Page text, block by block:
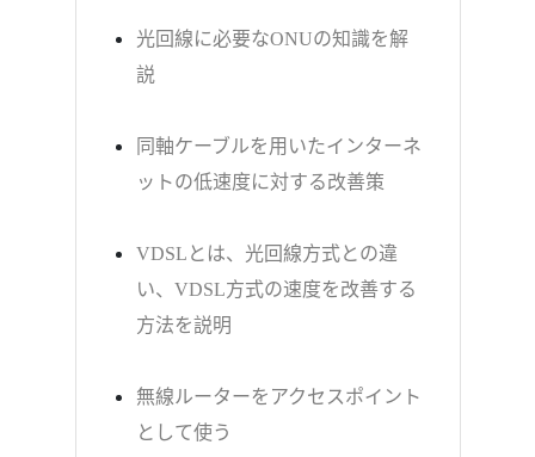
光回線に必要なONUの知識を解
説
同軸ケーブルを用いたインターネ
ットの低速度に対する改善策
VDSLとは、光回線方式との違
い、VDSL方式の速度を改善する
方法を説明
無線ルーターをアクセスポイント
として使う